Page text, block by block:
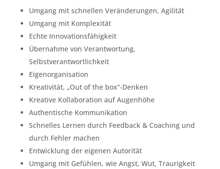
Umgang mit schnellen Veränderungen, Agilität
Umgang mit Komplexität
Echte Innovationsfähigkeit
Übernahme von Verantwortung,
Selbstverantwortlichkeit
Eigenorganisation
Kreativität, „Out of the box“-Denken
Kreative Kollaboration auf Augenhöhe
Authentische Kommunikation
Schnelles Lernen durch Feedback & Coaching und
durch Fehler machen
Entwicklung der eigenen Autorität
Umgang mit Gefühlen, wie Angst, Wut, Traurigkeit